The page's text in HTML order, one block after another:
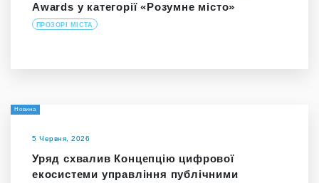
Awards у категорії «Розумне місто»
ПРОЗОРІ МІСТА
Новина
5 Червня, 2026
Уряд схвалив Концепцію цифрової
екосистеми управління публічними